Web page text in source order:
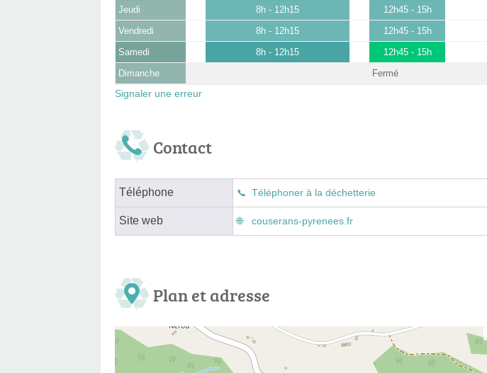
Jeudi 8h - 12h15 12h45 - 15h
Vendredi 8h - 12h15 12h45 - 15h
Samedi 8h - 12h15 12h45 - 15h
Dimanche Fermé
Signaler une erreur
Contact
Téléphone Téléphoner à la déchetterie
Site web couserans-pyrenees.fr
Plan et adresse